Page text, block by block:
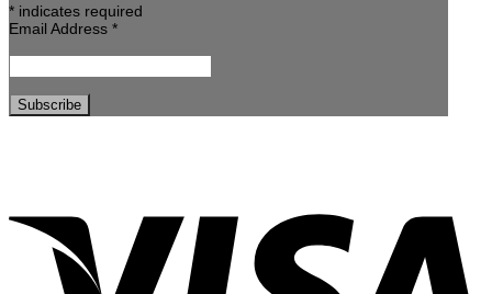
* indicates required
Email Address *